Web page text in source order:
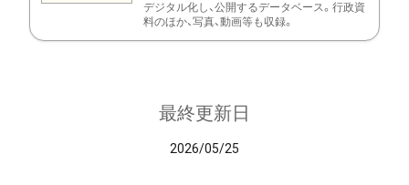
デジタル化し、公開するデータベース。行政資
料のほか、写真、動画等も収録。
最終更新日
2026/05/25